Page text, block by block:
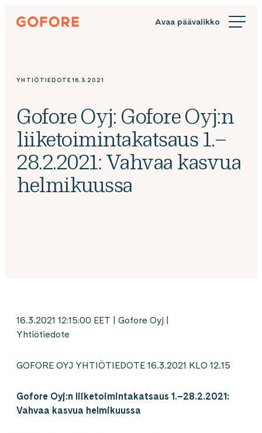
Siirry
suoraan
Gofore
knowledge
YHTIÖTIEDOTE16.3.2021
Gofore Oyj: Gofore Oyj:n
liiketoimintakatsaus 1.–
28.2.2021: Vahvaa kasvua
helmikuussa
16.3.2021 12:15:00 EET | Gofore Oyj |
Yhtiötiedote
GOFORE OYJ YHTIÖTIEDOTE 16.3.2021 KLO 12.15
Gofore Oyj:n liiketoimintakatsaus 1.–28.2.2021:
Vahvaa kasvua helmikuussa